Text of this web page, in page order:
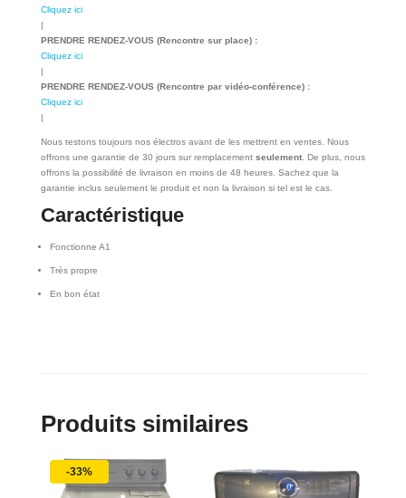
Cliquez ici
|
PRENDRE RENDEZ-VOUS (Rencontre sur place) :
Cliquez ici
|
PRENDRE RENDEZ-VOUS (Rencontre par vidéo-conférence) :
Cliquez ici
|
Nous testons toujours nos électros avant de les mettrent en ventes. Nous
offrons une garantie de 30 jours sur remplacement seulement. De plus, nous
offrons la possibilité de livraison en moins de 48 heures. Sachez que la
garantie inclus seulement le produit et non la livraison si tel est le cas.
Caractéristique
Fonctionne A1
Très propre
En bon état
Produits similaires
-33%